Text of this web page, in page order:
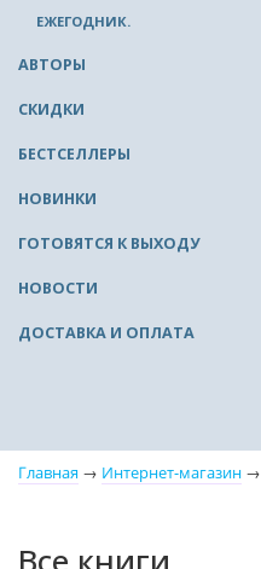
ЕЖЕГОДНИК.
АВТОРЫ
СКИДКИ
БЕСТСЕЛЛЕРЫ
НОВИНКИ
ГОТОВЯТСЯ К ВЫХОДУ
НОВОСТИ
ДОСТАВКА И ОПЛАТА
Главная → Интернет-магазин →